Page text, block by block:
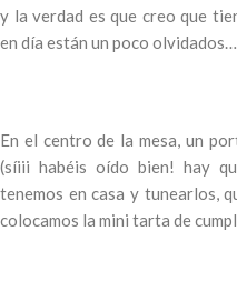
y la verdad es que creo que
en día están un poco olvidados…
En el centro de la mesa, un
(síiii habéis oído bien! hay
tenemos en casa y tunearlos,
colocamos la mini tarta de